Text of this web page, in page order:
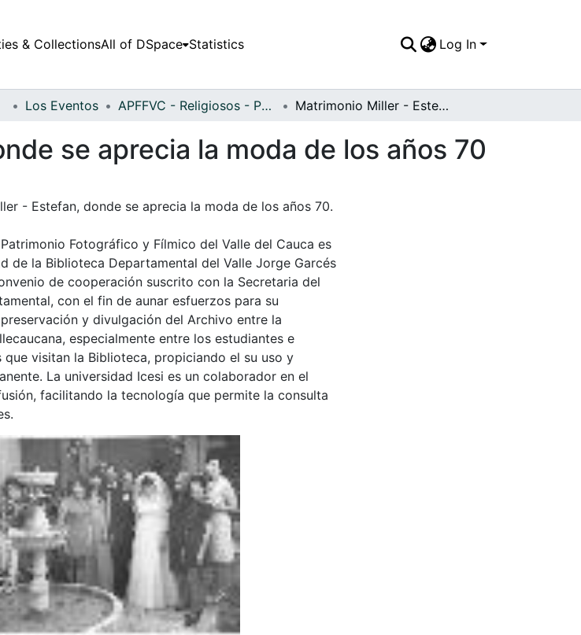
& CollectionsAll of DSpace Statistics Log In
Los Eventos APFFVC - Religiosos - Patrimonial Matrimonio Miller - Estefan, donde se aprecia la moda de los años 70
se aprecia la moda de los años 70
- Estefan, donde se aprecia la moda de los años 70.
Fotográfico y Fílmico del Valle del Cauca es
de la Biblioteca Departamental del Valle Jorge Garcés
de cooperación suscrito con la Secretaria del
con el fin de aunar esfuerzos para su
y divulgación del Archivo entre la
especialmente entre los estudiantes e
que visitan la Biblioteca, propiciando el su uso y
La universidad Icesi es un colaborador en el
facilitando la tecnología que permite la consulta